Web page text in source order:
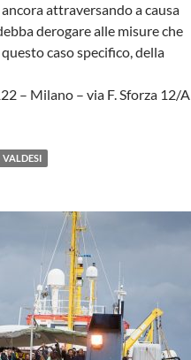
attraversando a causa
derogare alle misure che
caso specifico, della
– Milano – via F. Sforza 12/A
VALDESI